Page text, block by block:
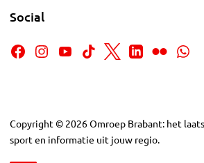
Social
Copyright © 2026Omroep Brabant: het
sport en informatie uit jouw regio.